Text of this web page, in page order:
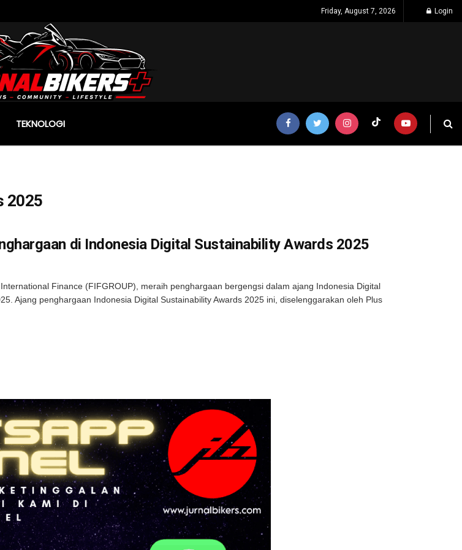
Friday, August 7, 2026 Login
TEKNOLOGI
2025
di Indonesia Digital Sustainability Awards 2025
Finance (FIFGROUP), meraih penghargaan bergengsi dalam ajang Indonesia Digital
Ajang penghargaan Indonesia Digital Sustainability Awards 2025 ini, diselenggarakan oleh Plus